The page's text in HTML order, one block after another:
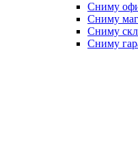
Сниму
Сниму
Сниму
Сниму